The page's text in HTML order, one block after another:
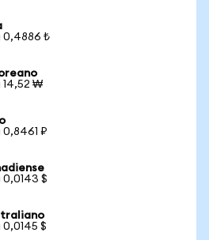
0,4886 ₺
14,52 ₩
0,8461 ₽
0,0143 $
0,0145 $